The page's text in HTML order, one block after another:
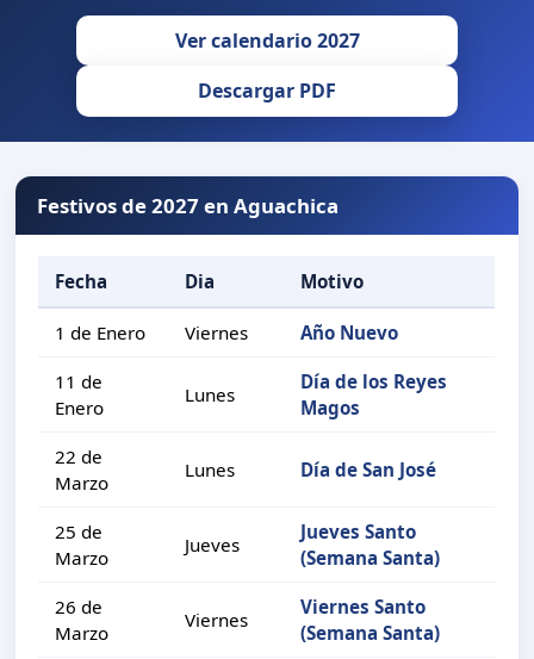
Ver calendario 2027
Descargar PDF
Festivos de 2027 en Aguachica
Fecha Dia Motivo
1 de Enero Viernes Año Nuevo
11 de
Enero
Lunes
Día de los Reyes
Magos
22 de
Marzo
Lunes Día de San José
25 de
Marzo
Jueves
Jueves Santo
(Semana Santa)
26 de
Marzo
Viernes
Viernes Santo
(Semana Santa)